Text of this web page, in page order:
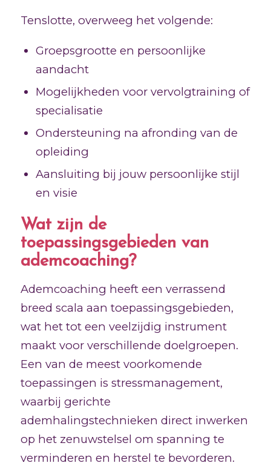
Tenslotte, overweeg het volgende:
Groepsgrootte en persoonlijke
aandacht
Mogelijkheden voor vervolgtraining of
specialisatie
Ondersteuning na afronding van de
opleiding
Aansluiting bij jouw persoonlijke stijl
en visie
Wat zijn de
toepassingsgebieden van
ademcoaching?
Ademcoaching heeft een verrassend
breed scala aan toepassingsgebieden,
wat het tot een veelzijdig instrument
maakt voor verschillende doelgroepen.
Een van de meest voorkomende
toepassingen is stressmanagement,
waarbij gerichte
ademhalingstechnieken direct inwerken
op het zenuwstelsel om spanning te
verminderen en herstel te bevorderen.